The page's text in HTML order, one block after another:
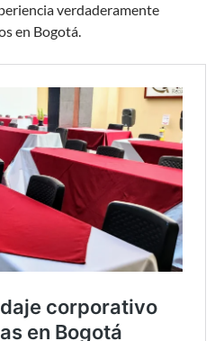
verdaderamente
en Bogotá.